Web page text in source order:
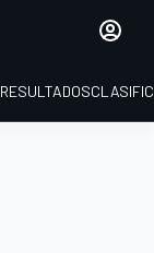
RESULTADOS